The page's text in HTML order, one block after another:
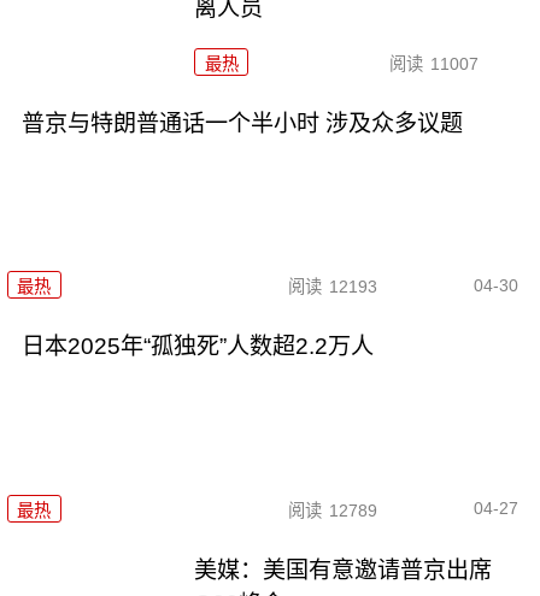
离人员
最热 阅读 11007
普京与特朗普通话一个半小时 涉及众多议题
最热 阅读 12193 04-30
日本2025年“孤独死”人数超2.2万人
最热 阅读 12789 04-27
美媒：美国有意邀请普京出席